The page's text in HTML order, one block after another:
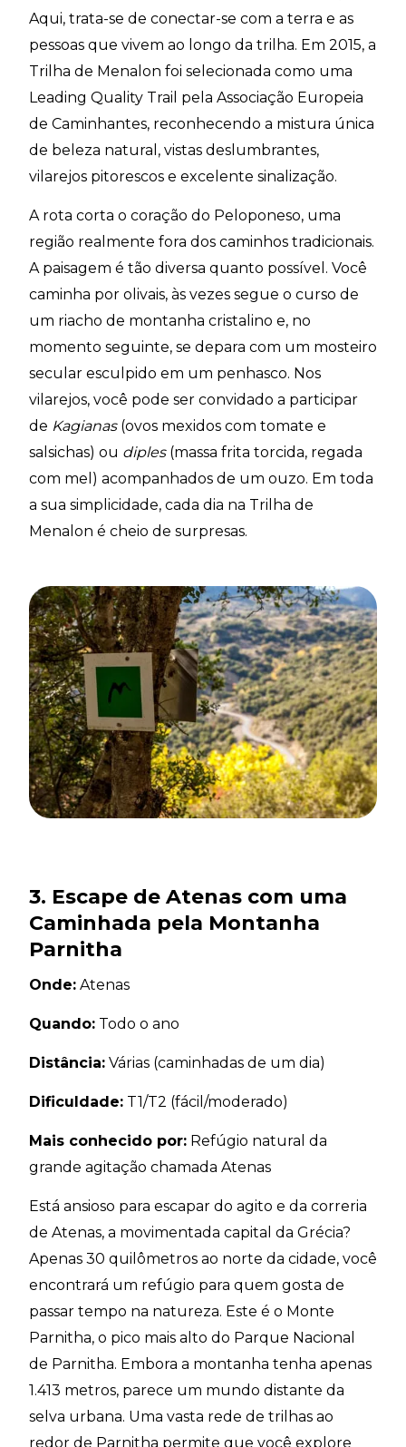
Aqui, trata-se de conectar-se com a terra e as
pessoas que vivem ao longo da trilha. Em 2015, a
Trilha de Menalon foi selecionada como uma
Leading Quality Trail pela Associação Europeia
de Caminhantes, reconhecendo a mistura única
de beleza natural, vistas deslumbrantes,
vilarejos pitorescos e excelente sinalização.
A rota corta o coração do Peloponeso, uma
região realmente fora dos caminhos tradicionais.
A paisagem é tão diversa quanto possível. Você
caminha por olivais, às vezes segue o curso de
um riacho de montanha cristalino e, no
momento seguinte, se depara com um mosteiro
secular esculpido em um penhasco. Nos
vilarejos, você pode ser convidado a participar
de Kagianas(ovos mexidos com tomate e
salsichas) ou diples(massa frita torcida, regada
com mel) acompanhados de um ouzo. Em toda
a sua simplicidade, cada dia na Trilha de
Menalon é cheio de surpresas.
3. Escape de Atenas com uma
Caminhada pela Montanha
Parnitha
Onde: Atenas
Quando: Todo o ano
Distância: Várias (caminhadas de um dia)
Dificuldade: T1/T2 (fácil/moderado)
Mais conhecido por: Refúgio natural da
grande agitação chamada Atenas
Está ansioso para escapar do agito e da correria
de Atenas, a movimentada capital da Grécia?
Apenas 30 quilômetros ao norte da cidade, você
encontrará um refúgio para quem gosta de
passar tempo na natureza. Este é o Monte
Parnitha, o pico mais alto do Parque Nacional
de Parnitha. Embora a montanha tenha apenas
1.413 metros, parece um mundo distante da
selva urbana. Uma vasta rede de trilhas ao
redor de Parnitha permite que você explore